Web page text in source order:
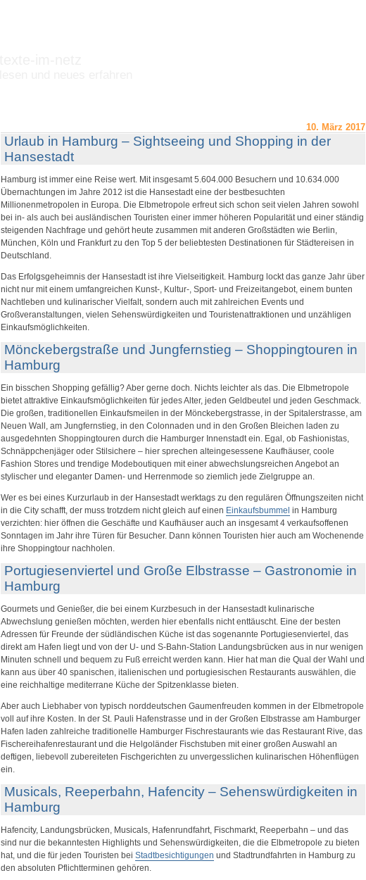
10. März 2017
Urlaub in Hamburg – Sightseeing und Shopping in der
Hansestadt
Hamburg ist immer eine Reise wert. Mit insgesamt 5.604.000 Besuchern und 10.634.000
Übernachtungen im Jahre 2012 ist die Hansestadt eine der bestbesuchten
Millionenmetropolen in Europa. Die Elbmetropole erfreut sich schon seit vielen Jahren sowohl
bei in- als auch bei ausländischen Touristen einer immer höheren Popularität und einer ständig
steigenden Nachfrage und gehört heute zusammen mit anderen Großstädten wie Berlin,
München, Köln und Frankfurt zu den Top 5 der beliebtesten Destinationen für Städtereisen in
Deutschland.
Das Erfolgsgeheimnis der Hansestadt ist ihre Vielseitigkeit. Hamburg lockt das ganze Jahr über
nicht nur mit einem umfangreichen Kunst-, Kultur-, Sport- und Freizeitangebot, einem bunten
Nachtleben und kulinarischer Vielfalt, sondern auch mit zahlreichen Events und
Großveranstaltungen, vielen Sehenswürdigkeiten und Touristenattraktionen und unzähligen
Einkaufsmöglichkeiten.
Mönckebergstraße und Jungfernstieg – Shoppingtouren in
Hamburg
Ein bisschen Shopping gefällig? Aber gerne doch. Nichts leichter als das. Die Elbmetropole
bietet attraktive Einkaufsmöglichkeiten für jedes Alter, jeden Geldbeutel und jeden Geschmack.
Die großen, traditionellen Einkaufsmeilen in der Mönckebergstrasse, in der Spitalerstrasse, am
Neuen Wall, am Jungfernstieg, in den Colonnaden und in den Großen Bleichen laden zu
ausgedehnten Shoppingtouren durch die Hamburger Innenstadt ein. Egal, ob Fashionistas,
Schnäppchenjäger oder Stilsichere – hier sprechen alteingesessene Kaufhäuser, coole
Fashion Stores und trendige Modeboutiquen mit einer abwechslungsreichen Angebot an
stylischer und eleganter Damen- und Herrenmode so ziemlich jede Zielgruppe an.
Wer es bei eines Kurzurlaub in der Hansestadt werktags zu den regulären Öffnungszeiten nicht
in die City schafft, der muss trotzdem nicht gleich auf einen Einkaufsbummel in Hamburg
verzichten: hier öffnen die Geschäfte und Kaufhäuser auch an insgesamt 4 verkaufsoffenen
Sonntagen im Jahr ihre Türen für Besucher. Dann können Touristen hier auch am Wochenende
ihre Shoppingtour nachholen.
Portugiesenviertel und Große Elbstrasse – Gastronomie in
Hamburg
Gourmets und Genießer, die bei einem Kurzbesuch in der Hansestadt kulinarische
Abwechslung genießen möchten, werden hier ebenfalls nicht enttäuscht. Eine der besten
Adressen für Freunde der südländischen Küche ist das sogenannte Portugiesenviertel, das
direkt am Hafen liegt und von der U- und S-Bahn-Station Landungsbrücken aus in nur wenigen
Minuten schnell und bequem zu Fuß erreicht werden kann. Hier hat man die Qual der Wahl und
kann aus über 40 spanischen, italienischen und portugiesischen Restaurants auswählen, die
eine reichhaltige mediterrane Küche der Spitzenklasse bieten.
Aber auch Liebhaber von typisch norddeutschen Gaumenfreuden kommen in der Elbmetropole
voll auf ihre Kosten. In der St. Pauli Hafenstrasse und in der Großen Elbstrasse am Hamburger
Hafen laden zahlreiche traditionelle Hamburger Fischrestaurants wie das Restaurant Rive, das
Fischereihafenrestaurant und die Helgoländer Fischstuben mit einer großen Auswahl an
deftigen, liebevoll zubereiteten Fischgerichten zu unvergesslichen kulinarischen Höhenflügen
ein.
Musicals, Reeperbahn, Hafencity – Sehenswürdigkeiten in
Hamburg
Hafencity, Landungsbrücken, Musicals, Hafenrundfahrt, Fischmarkt, Reeperbahn – und das
sind nur die bekanntesten Highlights und Sehenswürdigkeiten, die die Elbmetropole zu bieten
hat, und die für jeden Touristen bei Stadtbesichtigungen und Stadtrundfahrten in Hamburg zu
den absoluten Pflichtterminen gehören.